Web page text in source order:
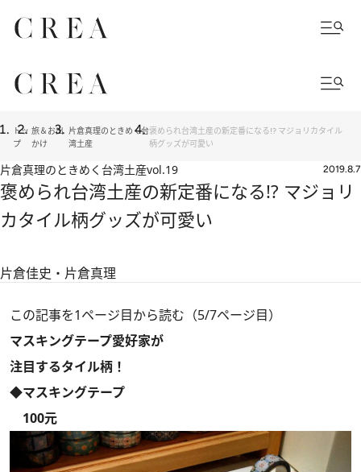
トッ
プ
旅＆お出
かけ
片倉真理のときめく台
湾土産
褒められ台湾土産の新定番になる!? マジョリカタイル
柄グッズが可愛い
片倉真理のときめく台湾土産vol.19 2019.8.7
褒められ台湾土産の新定番になる!? マジョリ
カタイル柄グッズが可愛い
片倉佳史・片倉真理
この記事を1ページ目から読む（5/7ページ目）
マスキングテープ愛好家が
注目するタイル柄！
◆マスキングテープ
100元